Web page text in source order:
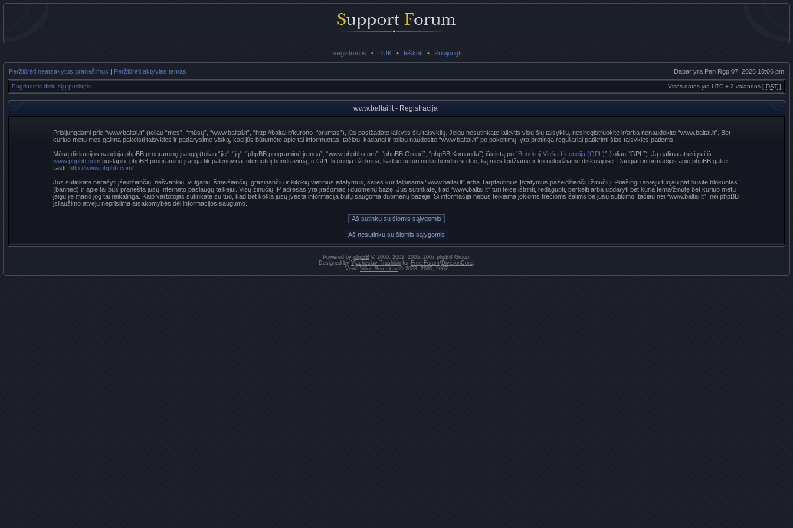
Registruotis • DUK • Ieškoti • Prisijungti
Peržiūrėti neatsakytus pranešimus | Peržiūrėti aktyvias temas Dabar yra Pen Rgp 07, 2026 10:06 pm
Pagrindinis diskusijų puslapis Visos datos yra UTC + 2 valandos [ DST ]
www.baltai.lt - Registracija
Prisijungdami prie “www.baltai.lt” (toliau “mes”, “mūsų”, “www.baltai.lt”, “http://baltai.lt/kurono_forumas”), jūs pasižadate laikytis šių taisyklių. Jeigu nesutinkate laikytis visų šių taisyklių, nesiregistruokite ir/arba nenaudokite “www.baltai.lt”. Bet
kuriuo metu mes galima pakeisti taisykles ir padarysime viską, kad jūs būtumėte apie tai informuotas, tačiau, kadangi ir toliau naudosite “www.baltai.lt” po pakeitimų, yra protinga reguliariai patikrinti šias taisykles patiems.
Mūsų diskusijos naudoja phpBB programinę įrangą (toliau “jie”, “jų”, “phpBB programinė įranga”, “www.phpbb.com”, “phpBB Grupė”, “phpBB Komanda”) išleistą po “Bendroji Vieša Licencija (GPL)” (toliau “GPL”). Ją galima atsisiųsti iš
www.phpbb.compuslapio. phpBB programinė įranga tik palengvina Internetinį bendravimą, o GPL licencija užtikrina, kad jie neturi nieko bendro su tuo, ką mes leidžiame ir ko neleidžiame diskusijose. Daugiau informacijos apie phpBB galite
rasti: http://www.phpbb.com/.
Jūs sutinkate nerašyti įžeidžiančių, nešvankių, vulgarių, šmeižiančių, grasinančių ir kitokių vietinius įstatymus, šalies kur talpinama “www.baltai.lt” arba Tarptautinius Įstatymus pažeidžiančių žinučių. Priešingu atveju tuojau pat būsite blokuotas
(banned) ir apie tai bus pranešta jūsų Interneto paslaugų teikėjui. Visų žinučių IP adresas yra įrašomas į duomenų bazę. Jūs sutinkate, kad “www.baltai.lt” turi teisę ištrinti, redaguoti, perkelti arba uždaryti bet kurią temą/žinutę bet kuriuo metu
jeigu jie mano jog tai reikalinga. Kaip vartotojas sutinkate su tuo, kad bet kokia jūsų įvesta informacija būtų saugoma duomenų bazėje. Ši informacija nebus teikiama jokioms trečioms šalims be jūsų sutikimo, tačiau nei “www.baltai.lt”, nei phpBB
įsilaužimo atveju neprisiima atsakomybės dėl informacijos saugumo.
Powered by phpBB© 2000, 2002, 2005, 2007 phpBB Group.
Designed by Vjacheslav Trushkin for Free Forum/DivisionCore.
Vertė Vilius Šumskas © 2003, 2005, 2007